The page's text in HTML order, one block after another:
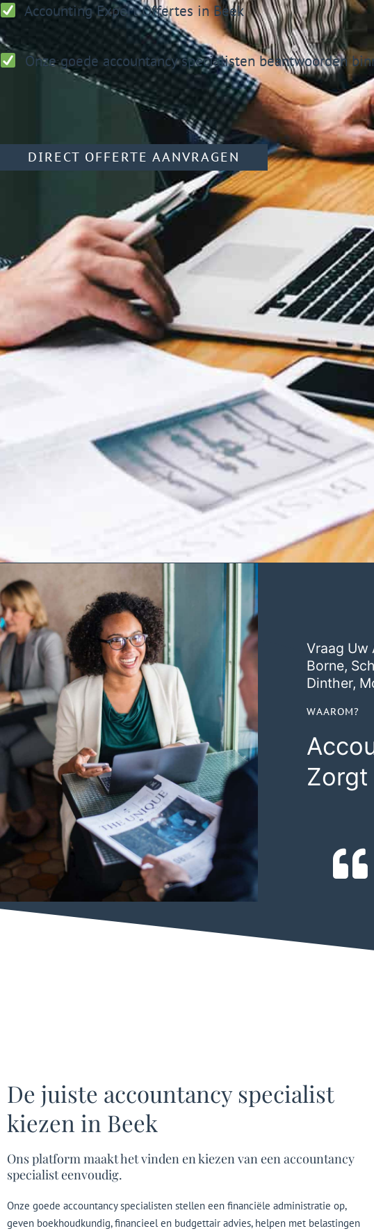
Accounting ExpertOffertes in Beek
Onze goede accountancy specialisten beantwoorden
DIRECT OFFERTE AANVRAGEN
Vraag Uw
Borne,
Dinther,
WAAROM?
Zorgt
De juiste accountancy specialist
kiezen in Beek
Ons platform maakt het vinden en kiezen van een accountancy
specialist eenvoudig.
Onze goede accountancy specialisten stellen een financiële administratie op,
geven boekhoudkundig, financieel en budgettair advies, helpen met belastingen